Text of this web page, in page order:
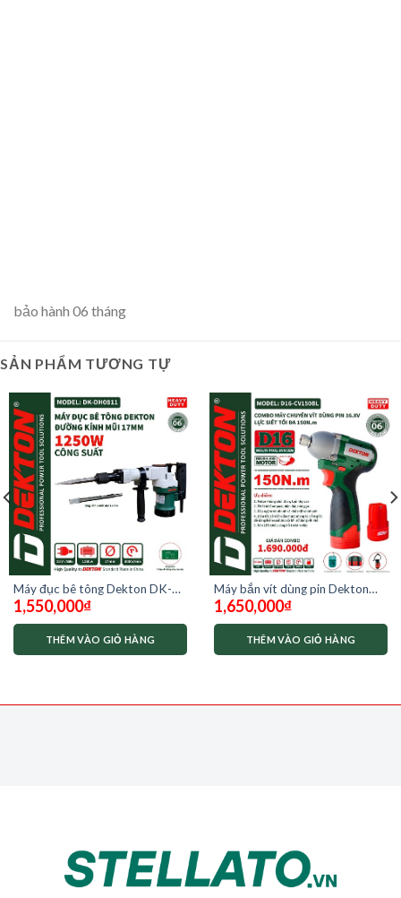
bảo hành 06 tháng
SẢN PHẨM TƯƠNG TỰ
Máy đục bê tông Dekton DK-
DH0811
1,550,000₫
THÊM VÀO GIỎ HÀNG
Máy bắn vít dùng pin Dekton
D16-CV150BL moter không
chổi than
1,650,000₫
THÊM VÀO GIỎ HÀNG